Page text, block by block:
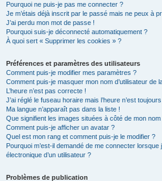
Pourquoi ne puis-je pas me connecter ?
Je m’étais déjà inscrit par le passé mais ne peux à
J’ai perdu mon mot de passe !
Pourquoi suis-je déconnecté automatiquement ?
À quoi sert « Supprimer les cookies » ?
Préférences et paramètres des utilisateurs
Comment puis-je modifier mes paramètres ?
Comment puis-je masquer mon nom d’utilisateur de
L’heure n’est pas correcte !
J’ai réglé le fuseau horaire mais l’heure n’est
Ma langue n’apparaît pas dans la liste !
Que signifient les images situées à côté de mon nom
Comment puis-je afficher un avatar ?
Quel est mon rang et comment puis-je le modifier ?
Pourquoi m’est-il demandé de me connecter
électronique d’un utilisateur ?
Problèmes de publication